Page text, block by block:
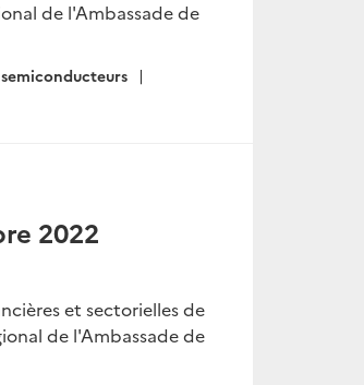
de l'Ambassade de
semiconducteurs
2022
et sectorielles de
de l'Ambassade de